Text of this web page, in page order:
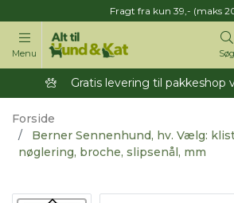
Fragt fra kun 39,- (maks
Menu Søg
Gratis levering til pakkeshop
Forside
Berner Sennenhund, hv. Vælg:
nøglering, broche, slipsenål, mm